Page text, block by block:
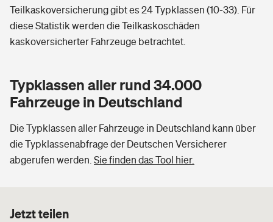
Teilkaskoversicherung gibt es 24 Typklassen (10-33). Für
diese Statistik werden die Teilkaskoschäden
kaskoversicherter Fahrzeuge betrachtet.
Typklassen aller rund 34.000
Fahrzeuge in Deutschland
Die Typklassen aller Fahrzeuge in Deutschland kann über
die Typklassenabfrage der Deutschen Versicherer
abgerufen werden. Sie finden das Tool hier.
Jetzt teilen